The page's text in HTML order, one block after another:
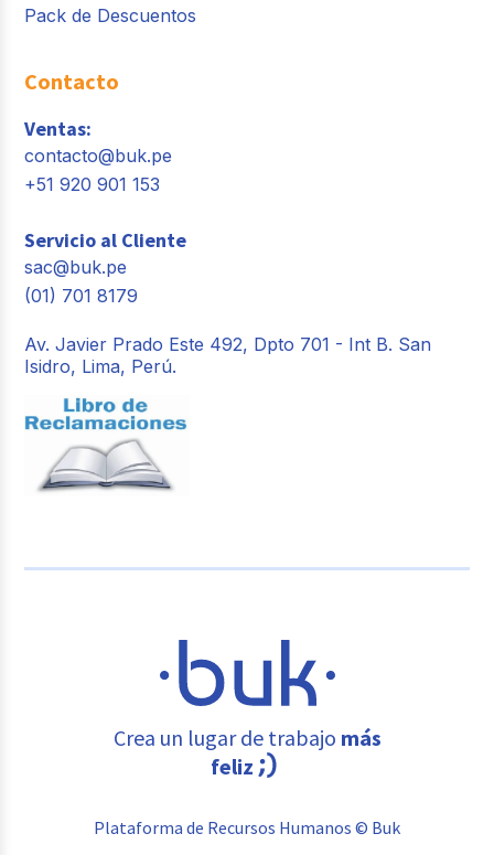
Pack de Descuentos
Contacto
Ventas:
contacto@buk.pe
+51 920 901 153
Servicio al Cliente
sac@buk.pe
(01) 701 8179
Av. Javier Prado Este 492, Dpto 701 - Int B. San
Isidro, Lima, Perú.
Crea un lugar de trabajo más
feliz
Plataforma de Recursos Humanos © Buk